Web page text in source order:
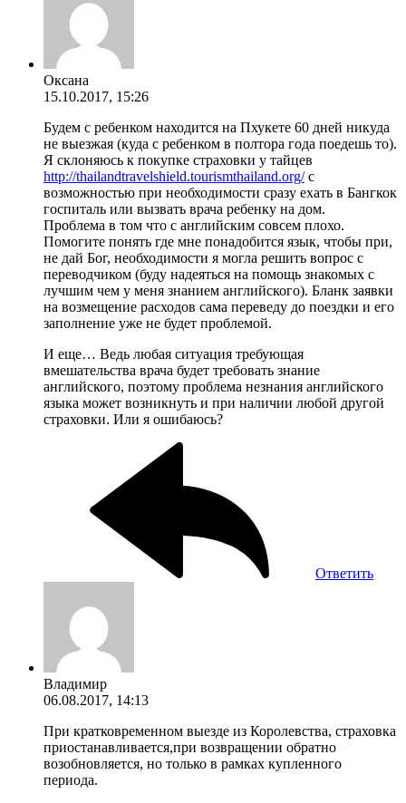
Оксана
15.10.2017, 15:26
Будем с ребенком находится на Пхукете 60 дней никуда
не выезжая (куда с ребенком в полтора года поедешь то).
Я склоняюсь к покупке страховки у тайцев
http://thailandtravelshield.tourismthailand.org/с
возможностью при необходимости сразу ехать в Бангкок
госпиталь или вызвать врача ребенку на дом.
Проблема в том что с английским совсем плохо.
Помогите понять где мне понадобится язык, чтобы при,
не дай Бог, необходимости я могла решить вопрос с
переводчиком (буду надеяться на помощь знакомых с
лучшим чем у меня знанием английского). Бланк заявки
на возмещение расходов сама переведу до поездки и его
заполнение уже не будет проблемой.
И еще… Ведь любая ситуация требующая
вмешательства врача будет требовать знание
английского, поэтому проблема незнания английского
языка может возникнуть и при наличии любой другой
страховки. Или я ошибаюсь?
Ответить
Владимир
06.08.2017, 14:13
При кратковременном выезде из Королевства, страховка
приостанавливается,при возвращении обратно
возобновляется, но только в рамках купленного
периода.